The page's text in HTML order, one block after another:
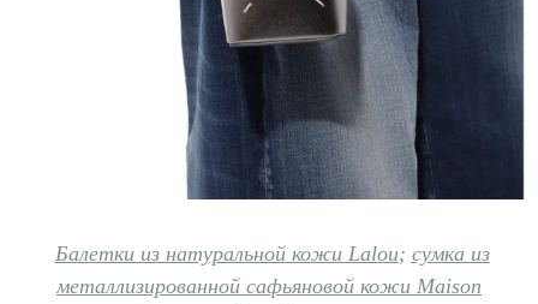
Балетки из натуральной кожи Lalou; сумка из
металлизированной сафьяновой кожи Maison